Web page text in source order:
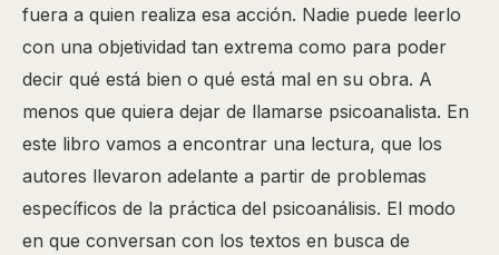
fuera a quien realiza esa acción. Nadie puede leerlo
con una objetividad tan extrema como para poder
decir qué está bien o qué está mal en su obra. A
menos que quiera dejar de llamarse psicoanalista. En
este libro vamos a encontrar una lectura, que los
autores llevaron adelante a partir de problemas
específicos de la práctica del psicoanálisis. El modo
en que conversan con los textos en busca de